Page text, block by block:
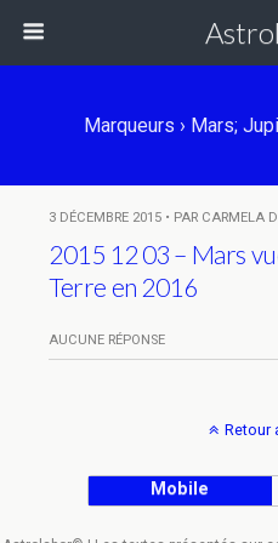
Marqueurs › Mars;
3 DÉCEMBRE 2015 • PAR CARMELA
2015 12 03 – Mars
Terre en 2016
AUCUNE RÉPONSE
Retour
Mobile